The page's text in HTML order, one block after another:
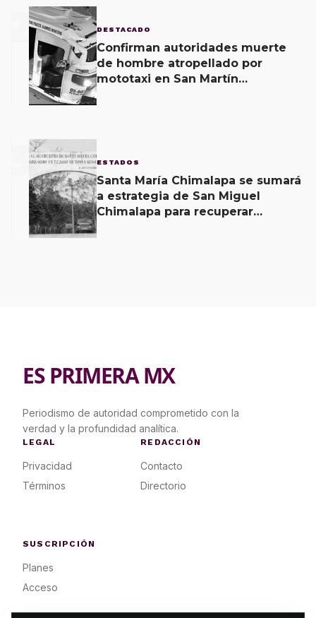
2 DESTACADO
Confirman autoridades muerte
de hombre atropellado por
mototaxi en San Martín
3 ESTADOS
Santa María Chimalapa se sumará
a estrategia de San Miguel
Chimalapa para recuperar
ES PRIMERA MX
Periodismo de autoridad comprometido con la
verdad y la profundidad analítica.
LEGAL
Privacidad
Términos
REDACCIÓN
Contacto
Directorio
SUSCRIPCIÓN
Planes
Acceso